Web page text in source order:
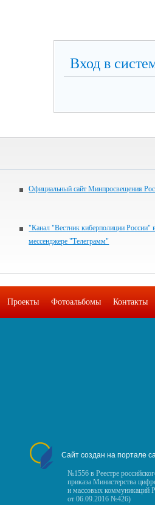
Вход в
Официальный сайт Минпросвещения
"Канал "Вестник киберполиции России"
мессенджере "Телеграмм"
Проекты Фотоальбомы Контакты
Сайт создан на портале
№1556 в Реестре
приказа Министерства
и массовых коммуникаций
от 06.09.2016 №426)